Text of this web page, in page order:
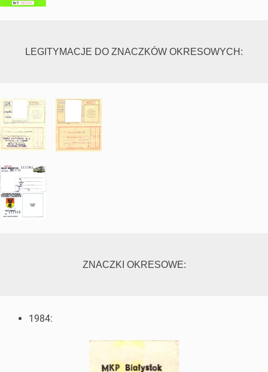
LEGITYMACJE DO ZNACZKÓW OKRESOWYCH:
ZNACZKI OKRESOWE:
1984: